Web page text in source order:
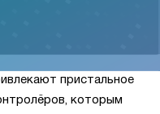
пристальное
которым